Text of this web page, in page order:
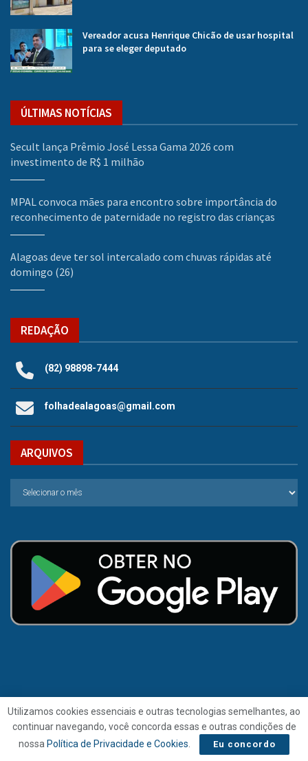
Vereador acusa Henrique Chicão de usar hospital
para se eleger deputado
ÚLTIMAS NOTÍCIAS
Secult lança Prêmio José Lessa Gama 2026 com
investimento de R$ 1 milhão
MPAL convoca mães para encontro sobre importância do
reconhecimento de paternidade no registro das crianças
Alagoas deve ter sol intercalado com chuvas rápidas até
domingo (26)
REDAÇÃO
(82) 98898-7444
folhadealagoas@gmail.com
ARQUIVOS
Utilizamos cookies essenciais e outras tecnologias semelhantes, ao
continuar navegando, você concorda essas e outras condições de
nossa Política de Privacidade e Cookies Eu concordo